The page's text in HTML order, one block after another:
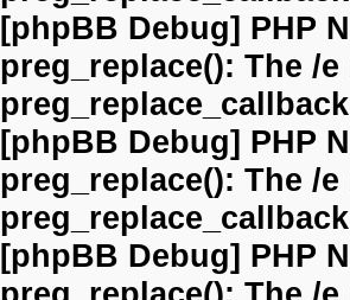
[phpBB Debug] PHP
preg_replace(): The /
[phpBB Debug] PHP
preg_replace(): The /
[phpBB Debug] PHP